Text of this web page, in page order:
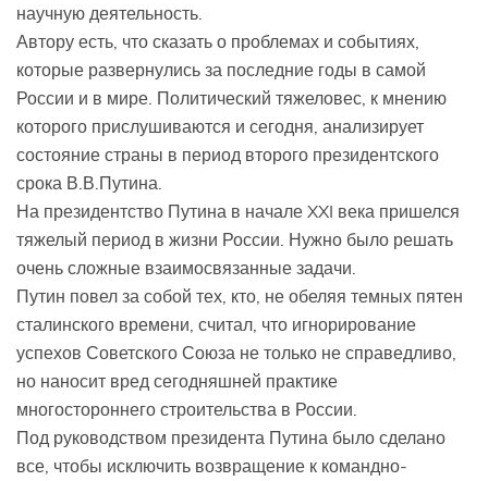
научную деятельность.
Автору есть, что сказать о проблемах и событиях,
которые развернулись за последние годы в самой
России и в мире. Политический тяжеловес, к мнению
которого прислушиваются и сегодня, анализирует
состояние страны в период второго президентского
срока В.В.Путина.
На президентство Путина в начале XXI века пришелся
тяжелый период в жизни России. Нужно было решать
очень сложные взаимосвязанные задачи.
Путин повел за собой тех, кто, не обеляя темных пятен
сталинского времени, считал, что игнорирование
успехов Советского Союза не только не справедливо,
но наносит вред сегодняшней практике
многостороннего строительства в России.
Под руководством президента Путина было сделано
все, чтобы исключить возвращение к командно-